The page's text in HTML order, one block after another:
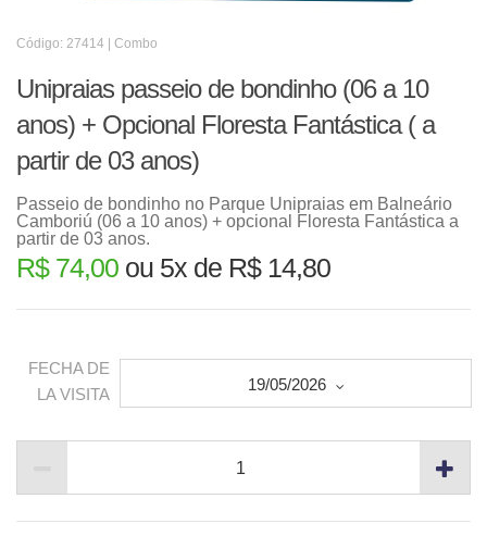
Código: 27414 | Combo
Unipraias passeio de bondinho (06 a 10
anos) + Opcional Floresta Fantástica ( a
partir de 03 anos)
Passeio de bondinho no Parque Unipraias em Balneário
Camboriú (06 a 10 anos) + opcional Floresta Fantástica a
partir de 03 anos.
R$ 74,00 ou 5x de R$ 14,80
FECHA DE
LA VISITA
19/05/2026